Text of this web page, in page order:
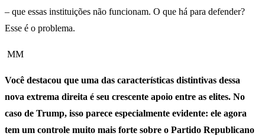
– que essas instituições não funcionam. O que há para defender?
Esse é o problema.
MM
Você destacou que uma das características distintivas dessa
nova extrema direita é seu crescente apoio entre as elites. No
caso de Trump, isso parece especialmente evidente: ele agora
tem um controle muito mais forte sobre o Partido Republicano